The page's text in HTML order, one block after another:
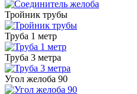
Тройник трубы
Труба 1 метр
Труба 3 метра
Угол желоба 90